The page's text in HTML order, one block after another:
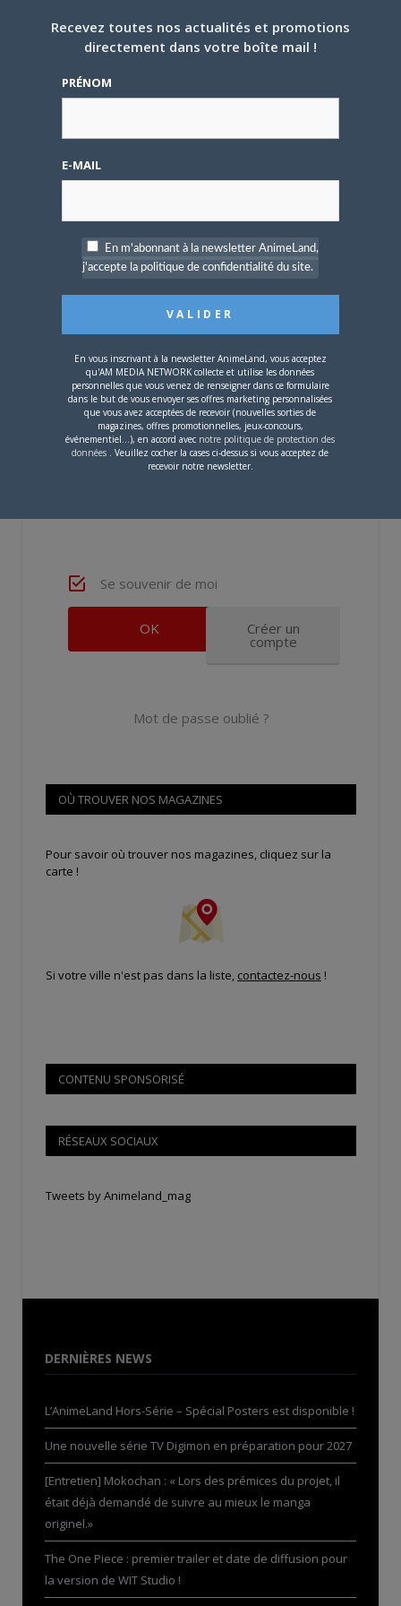
4 JUILLET 2026
[Entretien] Mokochan : «
projet, il était déjà
mieux le manga
originel.»
commentaire.
Nom d'utilisateur ou adresse e-mail
Mot de passe
Se souvenir de moi
Créer un
compte
Mot de passe oublié ?
OÙ TROUVER NOS MAGAZINES
Pour savoir où trouver nos magazines, cliquez sur la
carte !
Si votre ville n'est pas dans la liste, contactez-nous !
CONTENU SPONSORISÉ
RÉSEAUX SOCIAUX
Tweets by Animeland_mag
DERNIÈRES NEWS
L’AnimeLand Hors-Série – Spécial Posters est disponible !
Une nouvelle série TV Digimon en préparation pour 2027
[Entretien] Mokochan : « Lors des prémices du projet, il
était déjà demandé de suivre au mieux le manga
originel.»
The One Piece : premier trailer et date de diffusion pour
la version de WIT Studio !
Recevez toutes nos actualités et promotions
directement dans votre boîte mail !
PRÉNOM
E-MAIL
En m'abonnant à la newsletter AnimeLand,
j'accepte la politique de confidentialité du site.
En vous inscrivant à la newsletter AnimeLand, vous acceptez
qu'AM MEDIA NETWORK collecte et utilise les données
personnelles que vous venez de renseigner dans ce formulaire
dans le but de vous envoyer ses offres marketing personnalisées
que vous avez acceptées de recevoir (nouvelles sorties de
magazines, offres promotionnelles, jeux-concours,
événementiel...), en accord avec notre politique de protection des
données . Veuillez cocher la cases ci-dessus si vous acceptez de
recevoir notre newsletter.